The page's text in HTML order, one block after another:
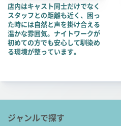
店内はキャスト同士だけでなく
スタッフとの距離も近く、困っ
た時には自然と声を掛け合える
温かな雰囲気。ナイトワークが
初めての方でも安心して馴染め
る環境が整っています。
ジャンルで探す